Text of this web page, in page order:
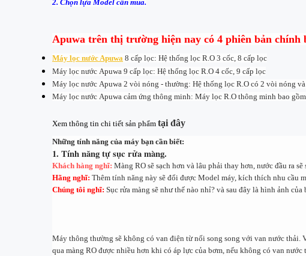
2. Chọn lựa Model cần mua.
Apuwa trên thị trường hiện nay có 4 phiên bản chính
Máy lọc nước Apuwa 8 cấp lọc: Hệ thống lọc R.O 3 cốc, 8 cấp lọc
Máy lọc nước Apuwa 9 cấp lọc: Hệ thống lọc R.O 4 cốc, 9 cấp lọc
Máy lọc nước Apuwa 2 vòi nóng - thường: Hệ thống lọc R.O có 2 vòi nóng
Máy lọc nước Apuwa cảm ứng thông minh: Máy lọc R.O thông minh bao
Xem thông tin chi tiết sản phẩm tại đây
Những tính năng của máy bạn cần biết:
1. Tính năng tự sục rửa màng.
Khách hàng nghĩ: Màng RO sẽ sạch hơn và lâu phải thay hơn, nước đầu ra
Hãng nghĩ: Thêm tính năng này sẽ đổi được Model máy, kích thích nhu cầu
Chúng tôi nghĩ: Sục rửa màng sẽ như thế nào nhỉ? và sau đây là hình ảnh của
Máy thông thường sẽ không có van điện từ nối song song với van nước thải.
qua màng RO được nhiều hơn khi có áp lực của bơm, nếu không có van